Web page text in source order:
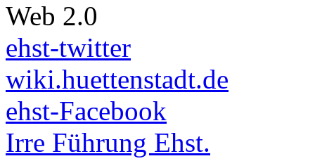
Web 2.0
ehst-twitter
wiki.huettenstadt.de
ehst-Facebook
Irre Führung Ehst.